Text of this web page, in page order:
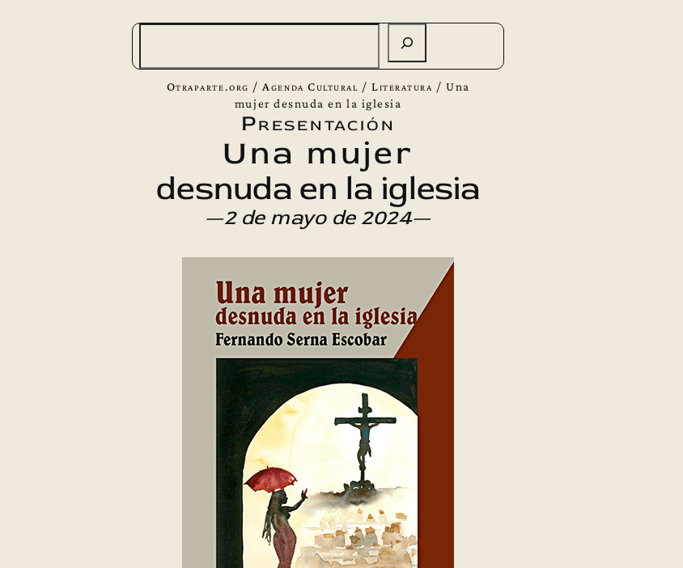
Otraparte.org / Agenda Cultural /Literatura /Una
mujer desnuda en la iglesia
Presentación
Una mujer
desnuda en la iglesia
—2 de mayo de 2024—